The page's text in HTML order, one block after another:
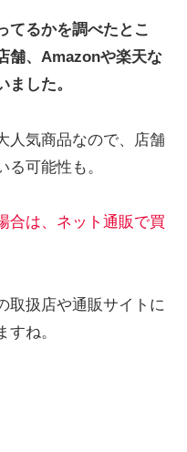
てるかを調べたとこ
舗、Amazonや楽天な
した。
人気商品なので、店舗
可能性も。
合は、ネット通販で買
取扱店や通販サイトに
ね。